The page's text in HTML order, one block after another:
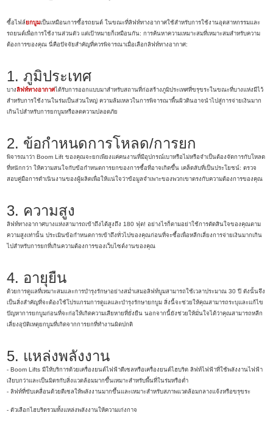
ซื้อไฟล์ยกบูมเป็นเหมือนการซื้อรถยนต์ ในขณะที่ลิฟท์ทางอากาศใช้สำหรับการใช้งานอุตสาหกรรมและ
รถยนต์เพื่อการใช้งานส่วนตัว แต่เป้าหมายก็เหมือนกัน: การค้นหาความเหมาะสมที่เหมาะสมสำหรับความ
ต้องการของคุณ นี่คือปัจจัยสำคัญที่ควรพิจารณาเมื่อเลือกลิฟท์ทางอากาศ:
1. ภูมิประเทศ
บางลิฟท์ทางอากาศได้รับการออกแบบมาสำหรับสถานที่ก่อสร้างภูมิประเทศที่ขรุขระในขณะที่บางแห่งมีไว้
สำหรับการใช้งานในร่มเป็นส่วนใหญ่ ความล้มเหลวในการพิจารณาพื้นผิวดินอาจนำไปสู่การจ่ายเงินมาก
เกินไปสำหรับการยกบูมหรือลดความปลอดภัย
2. ข้อกำหนดการโหลด/การยก
พิจารณาว่า Boom Lift ของคุณจะยกเพียงแค่คนงานที่มีอุปกรณ์เบาหรือไม่หรือจำเป็นต้องจัดการกับโหลด
ที่หนักกว่า ให้ความสนใจกับข้อกำหนดการยกของการซื้อที่อาจเกิดขึ้น เคล็ดลับที่เป็นประโยชน์: ตรวจ
สอบคู่มือการดำเนินงานของผู้ผลิตเพื่อให้แน่ใจว่าข้อมูลจำเพาะของพวกเขาตรงกับความต้องการของคุณ
3. ความสูง
ลิฟท์ทางอากาศบางแห่งสามารถเข้าถึงได้สูงถึง 180 ฟุต! อย่างไรก็ตามอย่าใช้การตัดสินใจของคุณตาม
ความสูงเท่านั้น ประเมินข้อกำหนดการเข้าถึงทั่วไปของคุณก่อนที่จะซื้อเพื่อหลีกเลี่ยงการจ่ายเงินมากเกิน
ไปสำหรับการยกที่เกินความต้องการของเว็บไซต์งานของคุณ
4. อายุยืน
ด้วยการดูแลที่เหมาะสมและการบำรุงรักษาอย่างสม่ำเสมอลิฟท์บูมสามารถใช้เวลาประมาณ 30 ปี ดังนั้นจึง
เป็นสิ่งสำคัญที่จะต้องใช้โปรแกรมการดูแลและบำรุงรักษายกบูม สิ่งนี้จะช่วยให้คุณสามารถระบุและแก้ไข
ปัญหาการยกบูมก่อนที่จะก่อให้เกิดความเสียหายที่ยั่งยืน นอกจากนี้ยังช่วยให้มั่นใจได้ว่าคุณสามารถหลีก
เลี่ยงอุบัติเหตุยกบูมที่เกิดจากการยกที่ทำงานผิดปกติ
5. แหล่งพลังงาน
- Boom Lifts มีให้บริการด้วยเครื่องยนต์ไฟฟ้าดีเซลหรือเครื่องยนต์ไฮบริด ลิฟท์ไฟฟ้าที่ใช้พลังงานไฟฟ้า
เงียบกว่าและเป็นมิตรกับสิ่งแวดล้อมมากขึ้นเหมาะสำหรับพื้นที่ในร่มหรือต่ำ
- ลิฟท์ที่ขับเคลื่อนด้วยดีเซลให้พลังงานมากขึ้นและเหมาะสำหรับสภาพแวดล้อมกลางแจ้งหรือขรุขระ
- ตัวเลือกไฮบริดรวมทั้งแหล่งพลังงานให้ความเก่งกาจ